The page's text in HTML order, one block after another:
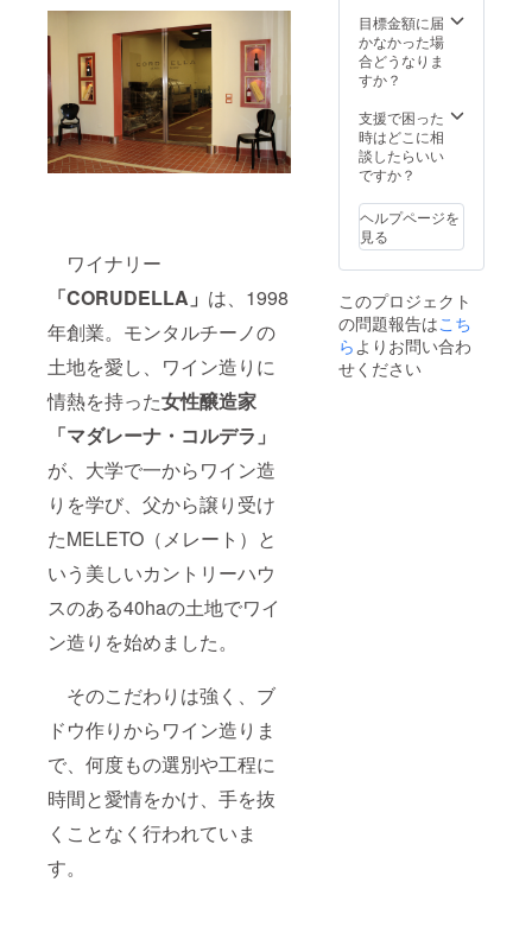
ワイナリー
「CORUDELLA」 は、1998
年創業。モンタルチーノの
土地を愛し、ワイン造りに
情熱を持った女性醸造家
「マダレーナ・コルデラ」
が、大学で一からワイン造
りを学び、父から譲り受け
たMELETO（メレート）と
いう美しいカントリーハウ
スのある40haの土地でワイ
ン造りを始めました。
そのこだわりは強く、ブ
ドウ作りからワイン造りま
で、何度もの選別や工程に
時間と愛情をかけ、手を抜
くことなく行われていま
す。
目標金額に届
かなかった場
合どうなりま
すか？
支援で困った
時はどこに相
談したらいい
ですか？
ヘルプページを
見る
このプロジェクト
の問題報告はこち
らよりお問い合わ
せください